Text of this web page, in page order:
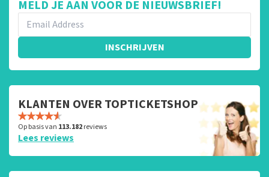
MELD JE AAN VOOR DE NIEUWSBRIEF!
INSCHRIJVEN
KLANTEN OVER TOPTICKETSHOP
Op basis van 113.182reviews
Lees reviews